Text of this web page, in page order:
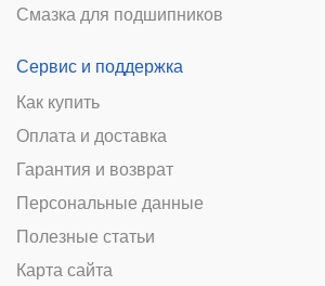
Смазка для подшипников
Сервис и поддержка
Как купить
Оплата и доставка
Гарантия и возврат
Персональные данные
Полезные статьи
Карта сайта